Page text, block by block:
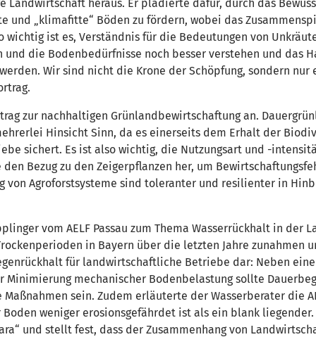
heraus. Er plädierte dafür, durch das
und „klimafitte“ Böden zu fördern, wobei das
ist es, Verständnis für die Bedeutungen von
die Bodenbedürfnisse noch besser verstehen und das
Wir sind nicht die Krone der Schöpfung, sondern
zur nachhaltigen Grünlandbewirtschaftung an.
Hinsicht Sinn, da es einerseits dem Erhalt der
sichert. Es ist also wichtig, die Nutzungsart und -
Bezug zu den Zeigerpflanzen her, um
von Agroforstsysteme sind toleranter und resilienter in
vom AELF Passau zum Thema Wasserrückhalt in der
in Bayern über die letzten Jahre
für landwirtschaftliche Betriebe dar: Neben
mechanischer Bodenbelastung sollte
sein. Zudem erläuterte der Wasserberater die
weniger erosionsgefährdet ist als ein blank
und stellt fest, dass der Zusammenhang von